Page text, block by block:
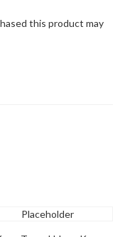
this product may